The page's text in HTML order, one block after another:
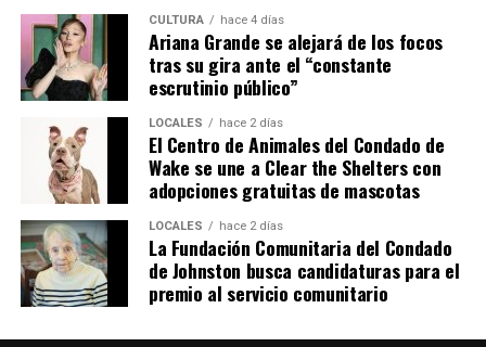
CULTURA hace 4 días
Ariana Grande se alejará de los focos
tras su gira ante el “constante
escrutinio público”
LOCALES hace 2 días
El Centro de Animales del Condado de
Wake se une a Clear the Shelters con
adopciones gratuitas de mascotas
LOCALES hace 2 días
La Fundación Comunitaria del Condado
de Johnston busca candidaturas para el
premio al servicio comunitario